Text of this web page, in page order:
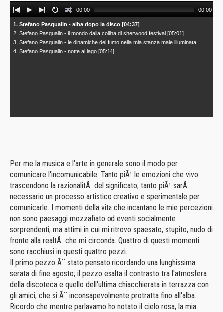
Audio
Player
1. Stefano Pasqualin - alba dopo la disco [04:37]
2. Stefano Pasqualin - il mondo dalla collina di sherwood festival [05:01]
3. Stefano Pasqualin - le dinamiche del fumo nella mia stanza male illuminata
[06:27]
4. Stefano Pasqualin - notte al lago [05:14]
00:00 00:00
Per me la musica e l'arte in generale sono il modo per
comunicare l'incomunicabile. Tanto piÃ¹ le emozioni che vivo
trascendono la razionalitÃ del significato, tanto piÃ¹ sarÃ
necessario un processo artistico creativo e sperimentale per
comunicarle. I momenti della vita che incantano le mie percezioni
non sono paesaggi mozzafiato od eventi socialmente
sorprendenti, ma attimi in cui mi ritrovo spaesato, stupito, nudo di
fronte alla realtÃ che mi circonda. Quattro di questi momenti
sono racchiusi in questi quattro pezzi.
Il primo pezzo Ã¨ stato pensato ricordando una lunghissima
serata di fine agosto; il pezzo esalta il contrasto tra l'atmosfera
della discoteca e quello dell'ultima chiacchierata in terrazza con
gli amici, che si Ã¨ inconsapevolmente protratta fino all'alba.
Ricordo che mentre parlavamo ho notato il cielo rosa, la mia